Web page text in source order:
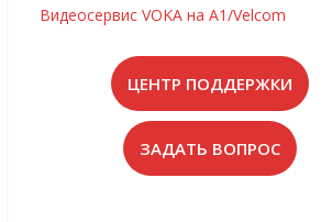
Видеосервис VOKA на А1/Velcom
ЦЕНТР ПОДДЕРЖКИ
ЗАДАТЬ ВОПРОС